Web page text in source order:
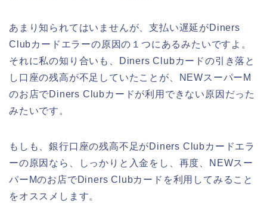
あまり知られてはいませんが、支払い遅延がDiners
Clubカードエラーの原因の１つにあるみたいですよ。
それに私の知り合いも、Diners Clubカードの引き落と
し口座の残高が不足していたことが、NEWスーパーM
のお店でDiners Clubカードが利用できない原因だった
みたいです。
もしも、銀行口座の残高不足がDiners Clubカードエラ
ーの原因なら、しっかりと入金をし、再度、NEWスー
パーMのお店でDiners Clubカードを利用してみること
をオススメします。